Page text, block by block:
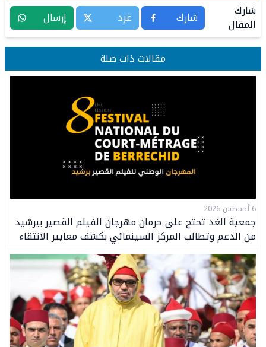
شارك
المقال شارك غرد إرسال
مقالات ذات صلة
6 أغسطس 2026
جمعية الغد تحتج على حرمان مهرجان الفيلم القصير ببرشيد
من الدعم وتطالب المركز السينمائي بكشف معايير الانتقاء